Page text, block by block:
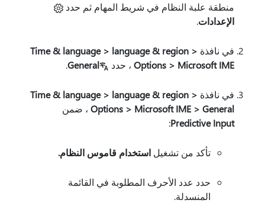
منطقة علبة النظام في شريط المهام ثم حدد
الإعدادات.
في نافذة Time & language > language & region >
Options > Microsoft IME ، حدد General
.
في نافذة Time & language > language & region >
Options > Microsoft IME > General ، ضمن
Predictive Input
:
تأكد من تشغيل استخدام قاموس النظام.
حدد عدد الأحرف المطلوبة في القائمة
المنسدلة.